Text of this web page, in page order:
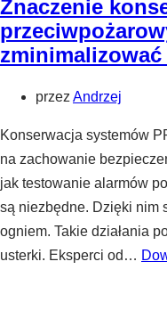
Znaczenie
przez Andrzej
Konserwacja systemów
na zachowanie
jak testowanie alarmów
są niezbędne. Dzięki nim
ogniem. Takie działania
usterki. Eksperci od…